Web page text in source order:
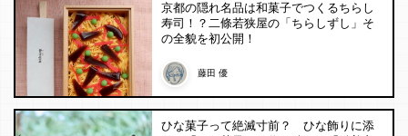
京都の隠れ名品は和菓子でつくるちらし
寿司！？二條若狭屋の「ちらしずし」そ
の全貌を初公開！
藤田 優
ひな菓子って絶滅寸前？ ひな飾りに添